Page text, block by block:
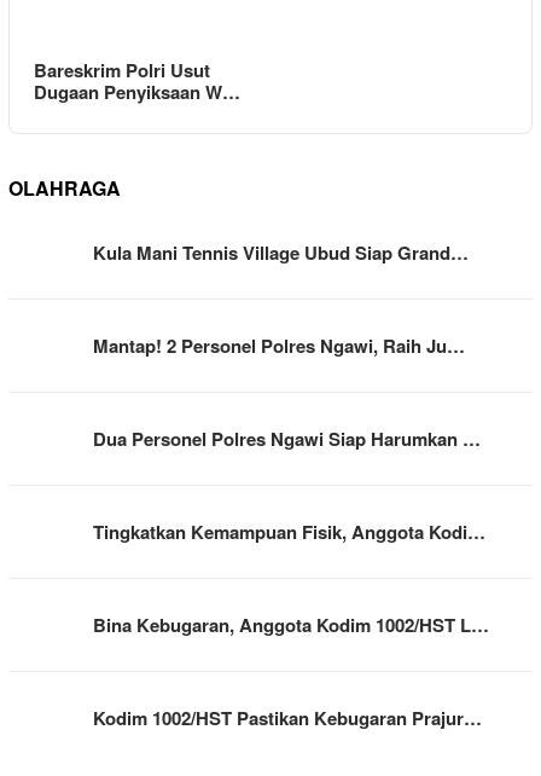
Bareskrim Polri Usut
Dugaan Penyiksaan W…
OLAHRAGA
Kula Mani Tennis Village Ubud Siap Grand…
Mantap! 2 Personel Polres Ngawi, Raih Ju…
Dua Personel Polres Ngawi Siap Harumkan …
Tingkatkan Kemampuan Fisik, Anggota Kodi…
Bina Kebugaran, Anggota Kodim 1002/HST L…
Kodim 1002/HST Pastikan Kebugaran Prajur…